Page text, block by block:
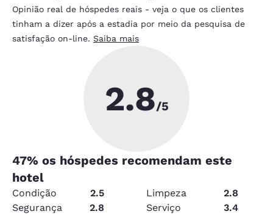
Opinião real de hóspedes reais - veja o que os clientes
tinham a dizer após a estadia por meio da pesquisa de
satisfação on-line. Saiba mais
2.8/5
47% os hóspedes recomendam este
hotel
Condição 2.5 Limpeza
2.8
Segurança
2.8 Serviço
3.4